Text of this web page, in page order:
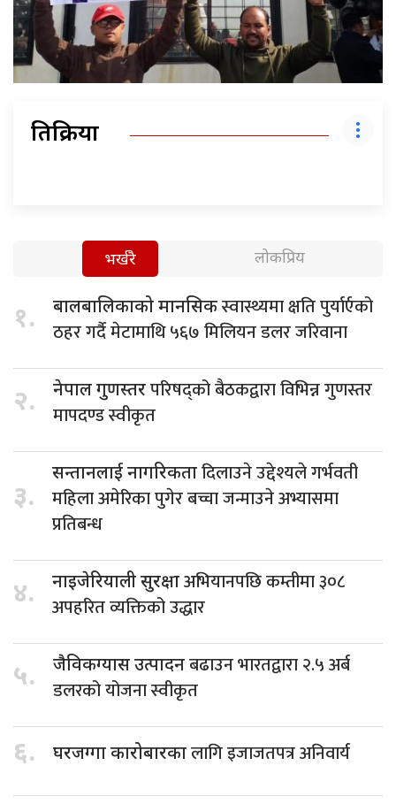
प्रतिक्रिया
भर्खरै लोकप्रिय
१. बालबालिकाको मानसिकस्वास्थ्यमा क्षति पुर्यार्एको
ठहर गर्दै मेटामाथि ५६७ मिलियन डलर जरिवाना
२. नेपाल गुणस्तरपरिषद्को बैठकद्वारा विभिन्न गुणस्तर
मापदण्ड स्वीकृत
३.
सन्तानलाई नागरिकतादिलाउने उद्देश्यले गर्भवती
महिला अमेरिका पुगेर बच्चा जन्माउने अभ्यासमा
प्रतिबन्ध
४. नाइजेरियाली सुरक्षाअभियानपछि कम्तीमा ३०८
अपहरित व्यक्तिको उद्धार
५. जैविकग्यास उत्पादनबढाउन भारतद्वारा २.५ अर्ब
डलरको योजना स्वीकृत
६. घरजग्गा कारोबारकालागि इजाजतपत्र अनिवार्य